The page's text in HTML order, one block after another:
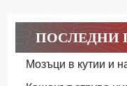
ПОСЛЕДНИ
Мозъци в кутии и